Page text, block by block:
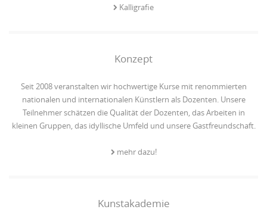
Kalligrafie
Konzept
Seit 2008 veranstalten wir hochwertige Kurse mit renommierten
nationalen und internationalen Künstlern als Dozenten. Unsere
Teilnehmer schätzen die Qualität der Dozenten, das Arbeiten in
kleinen Gruppen, das idyllische Umfeld und unsere Gastfreundschaft.
mehr dazu!
Kunstakademie